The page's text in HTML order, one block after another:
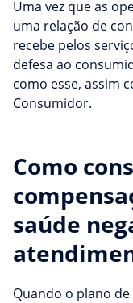
Uma vez que as
uma relação de
recebe pelos
defesa ao
como esse, assim
Consumidor.
Como
saúde
Quando o plano